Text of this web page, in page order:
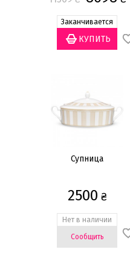
Статус товара
Есть в наличии
Бренд
(8)
Диаметр
Заканчивается
Супница
2500 ₴
Нет в наличии
Сообщить